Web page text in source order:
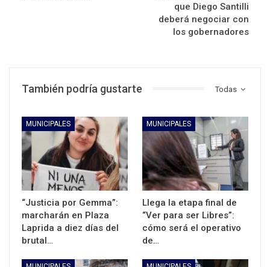
que Diego Santilli
deberá negociar con
los gobernadores
Todas
También podría gustarte
MUNICIPALES
“Justicia por Gemma”:
marcharán en Plaza
Laprida a diez días del
brutal…
MUNICIPALES
Llega la etapa final de
“Ver para ser Libres”:
cómo será el operativo
de…